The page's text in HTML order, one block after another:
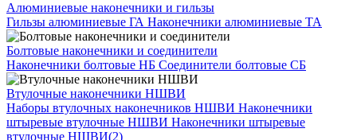
Алюминиевые наконечники и гильзы
Гильзы алюминиевые ГА Наконечники алюминиевые ТА
Болтовые наконечники и соединители
Наконечники болтовые НБ Соединители болтовые СБ
Втулочные наконечники НШВИ
Наборы втулочных наконечников НШВИ Наконечники
штыревые втулочные НШВИ Наконечники штыревые
втулочные НШВИ(2)